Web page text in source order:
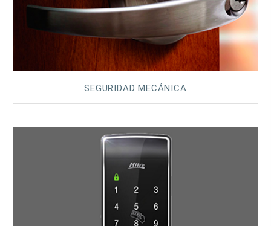
SEGURIDAD MECÁNICA